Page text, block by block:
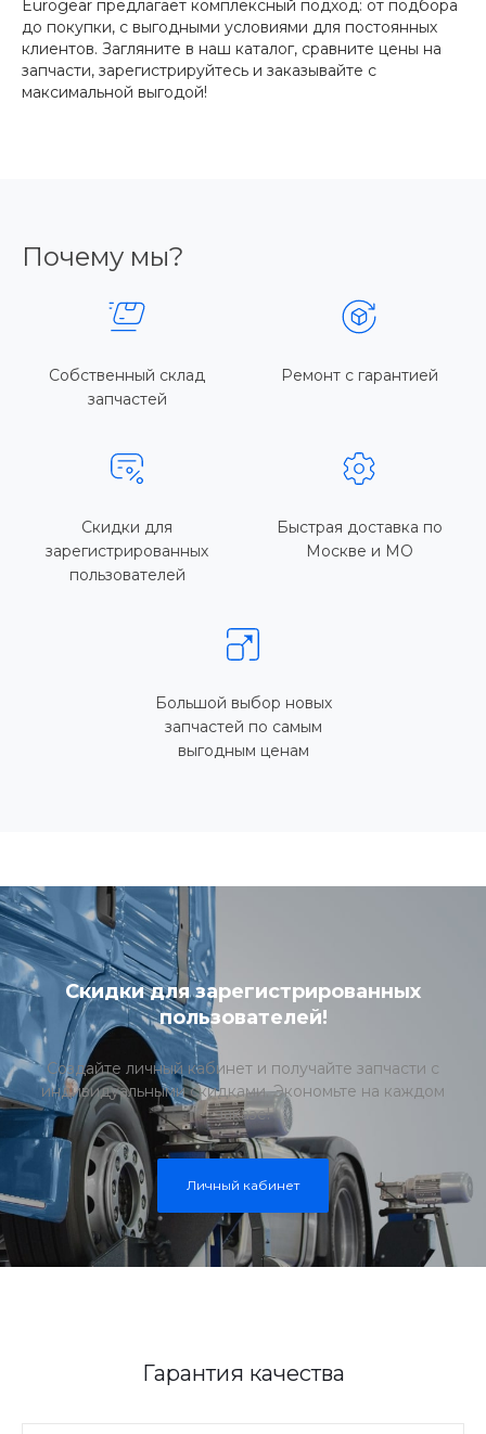
Eurogear предлагает комплексный подход: от подбора
до покупки, с выгодными условиями для постоянных
клиентов. Загляните в наш каталог, сравните цены на
запчасти, зарегистрируйтесь и заказывайте с
максимальной выгодой!
Почему мы?
Собственный склад
запчастей
Ремонт с гарантией
Скидки для
зарегистрированных
пользователей
Быстрая доставка по
Москве и МО
Большой выбор новых
запчастей по самым
выгодным ценам
Скидки для зарегистрированных
пользователей!
Создайте личный кабинет и получайте запчасти с
индивидуальными скидками. Экономьте на каждом
заказе!
Личный кабинет
Гарантия качества